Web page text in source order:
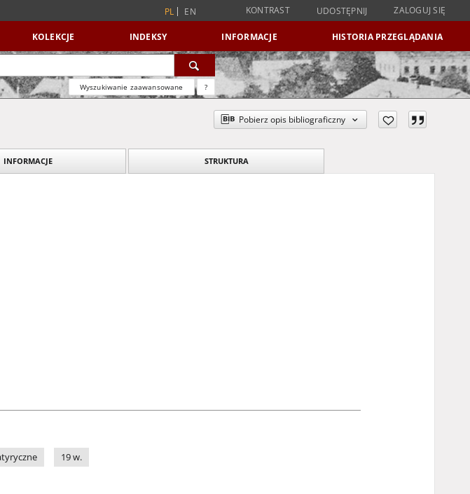
PL EN KONTRAST UDOSTĘPNIJ ZALOGUJ SIĘ
KOLEKCJE INDEKSY INFORMACJE HISTORIA PRZEGLĄDANIA
Wyszukiwanie zaawansowane ?
Pobierz opis bibliograficzny
INFORMACJE STRUKTURA
19 w.